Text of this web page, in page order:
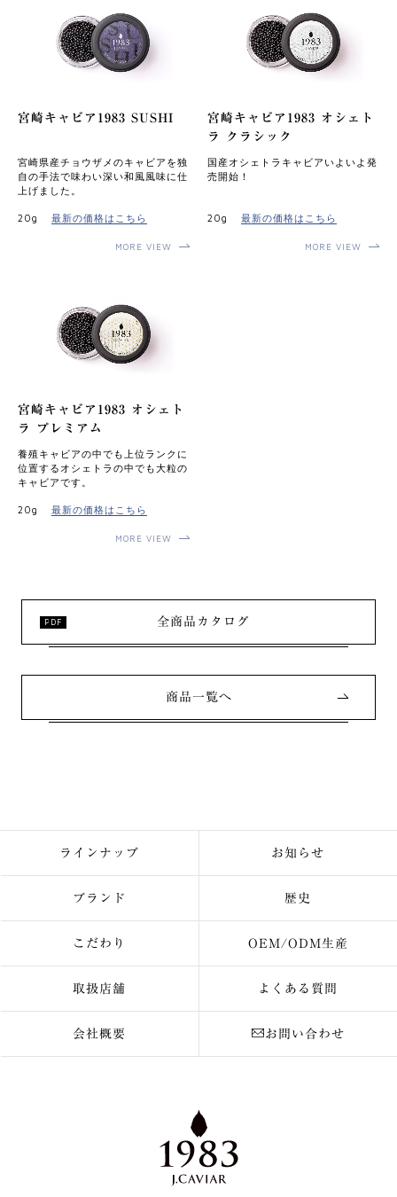
宮崎キャビア1983 SUSHI
宮崎県産チョウザメのキャビアを独
⾃の⼿法で味わい深い和⾵⾵味に仕
上げました。
20g 最新の価格はこちら
MORE VIEW
宮崎キャビア1983 オシェト
ラ クラシック
国産オシェトラキャビアいよいよ発
売開始！
20g 最新の価格はこちら
MORE VIEW
宮崎キャビア1983 オシェト
ラ プレミアム
養殖キャビアの中でも上位ランクに
位置するオシェトラの中でも⼤粒の
キャビアです。
20g 最新の価格はこちら
MORE VIEW
全商品カタログ
商品一覧へ
ラインナップ お知らせ
ブランド 歴史
こだわり OEM/ODM生産
取扱店舗 よくある質問
会社概要 お問い合わせ